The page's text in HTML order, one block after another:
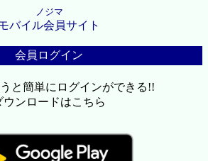
ノジマ
バイル会員サイト
会員ログイン
と簡単にログインができる!!
ウンロードはこちら